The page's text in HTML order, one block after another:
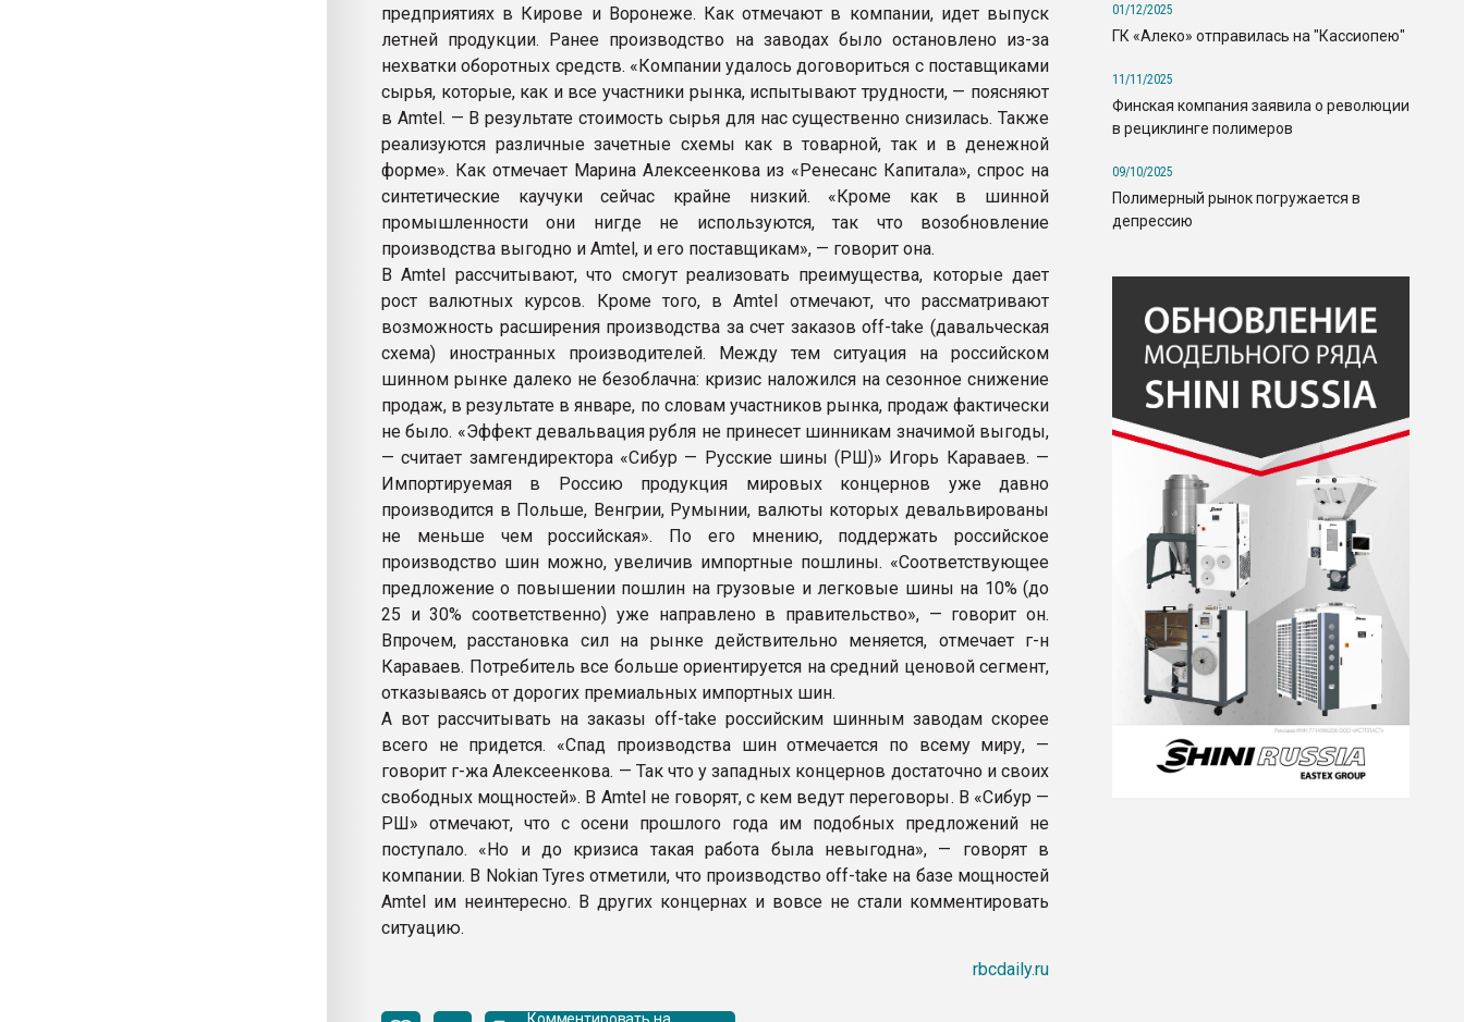
предприятиях в Кирове и Воронеже. Как отмечают в компании, идет выпуск
летней продукции. Ранее производство на заводах было остановлено из-за
нехватки оборотных средств. «Компании удалось договориться с поставщиками
сырья, которые, как и все участники рынка, испытывают трудности, — поясняют
в Amtel. — В результате стоимость сырья для нас существенно снизилась. Также
реализуются различные зачетные схемы как в товарной, так и в денежной
форме». Как отмечает Марина Алексеенкова из «Ренесанс Капитала», спрос на
синтетические каучуки сейчас крайне низкий. «Кроме как в шинной
промышленности они нигде не используются, так что возобновление
производства выгодно и Amtel, и его поставщикам», — говорит она.
В Amtel рассчитывают, что смогут реализовать преимущества, которые дает
рост валютных курсов. Кроме того, в Amtel отмечают, что рассматривают
возможность расширения производства за счет заказов off-take (давальческая
схема) иностранных производителей. Между тем ситуация на российском
шинном рынке далеко не безоблачна: кризис наложился на сезонное снижение
продаж, в результате в январе, по словам участников рынка, продаж фактически
не было. «Эффект девальвация рубля не принесет шинникам значимой выгоды,
— считает замгендиректора «Сибур — Русские шины (РШ)» Игорь Караваев. —
Импортируемая в Россию продукция мировых концернов уже давно
производится в Польше, Венгрии, Румынии, валюты которых девальвированы
не меньше чем российская». По его мнению, поддержать российское
производство шин можно, увеличив импортные пошлины. «Соответствующее
предложение о повышении пошлин на грузовые и легковые шины на 10% (до
25 и 30% соответственно) уже направлено в правительство», — говорит он.
Впрочем, расстановка сил на рынке действительно меняется, отмечает г-н
Караваев. Потребитель все больше ориентируется на средний ценовой сегмент,
отказываясь от дорогих премиальных импортных шин.
А вот рассчитывать на заказы off-take российским шинным заводам скорее
всего не придется. «Спад производства шин отмечается по всему миру, —
говорит г-жа Алексеенкова. — Так что у западных концернов достаточно и своих
свободных мощностей». В Amtel не говорят, с кем ведут переговоры. В «Сибур —
РШ» отмечают, что с осени прошлого года им подобных предложений не
поступало. «Но и до кризиса такая работа была невыгодна», — говорят в
компании. В Nokian Tyres отметили, что производство off-take на базе мощностей
Amtel им неинтересно. В других концернах и вовсе не стали комментировать
ситуацию.
rbcdaily.ru
01/12/2025
ГК «Алеко» отправилась на "Кассиопею"
11/11/2025
Финская компания заявила о революции
в рециклинге полимеров
09/10/2025
Полимерный рынок погружается в
депрессию